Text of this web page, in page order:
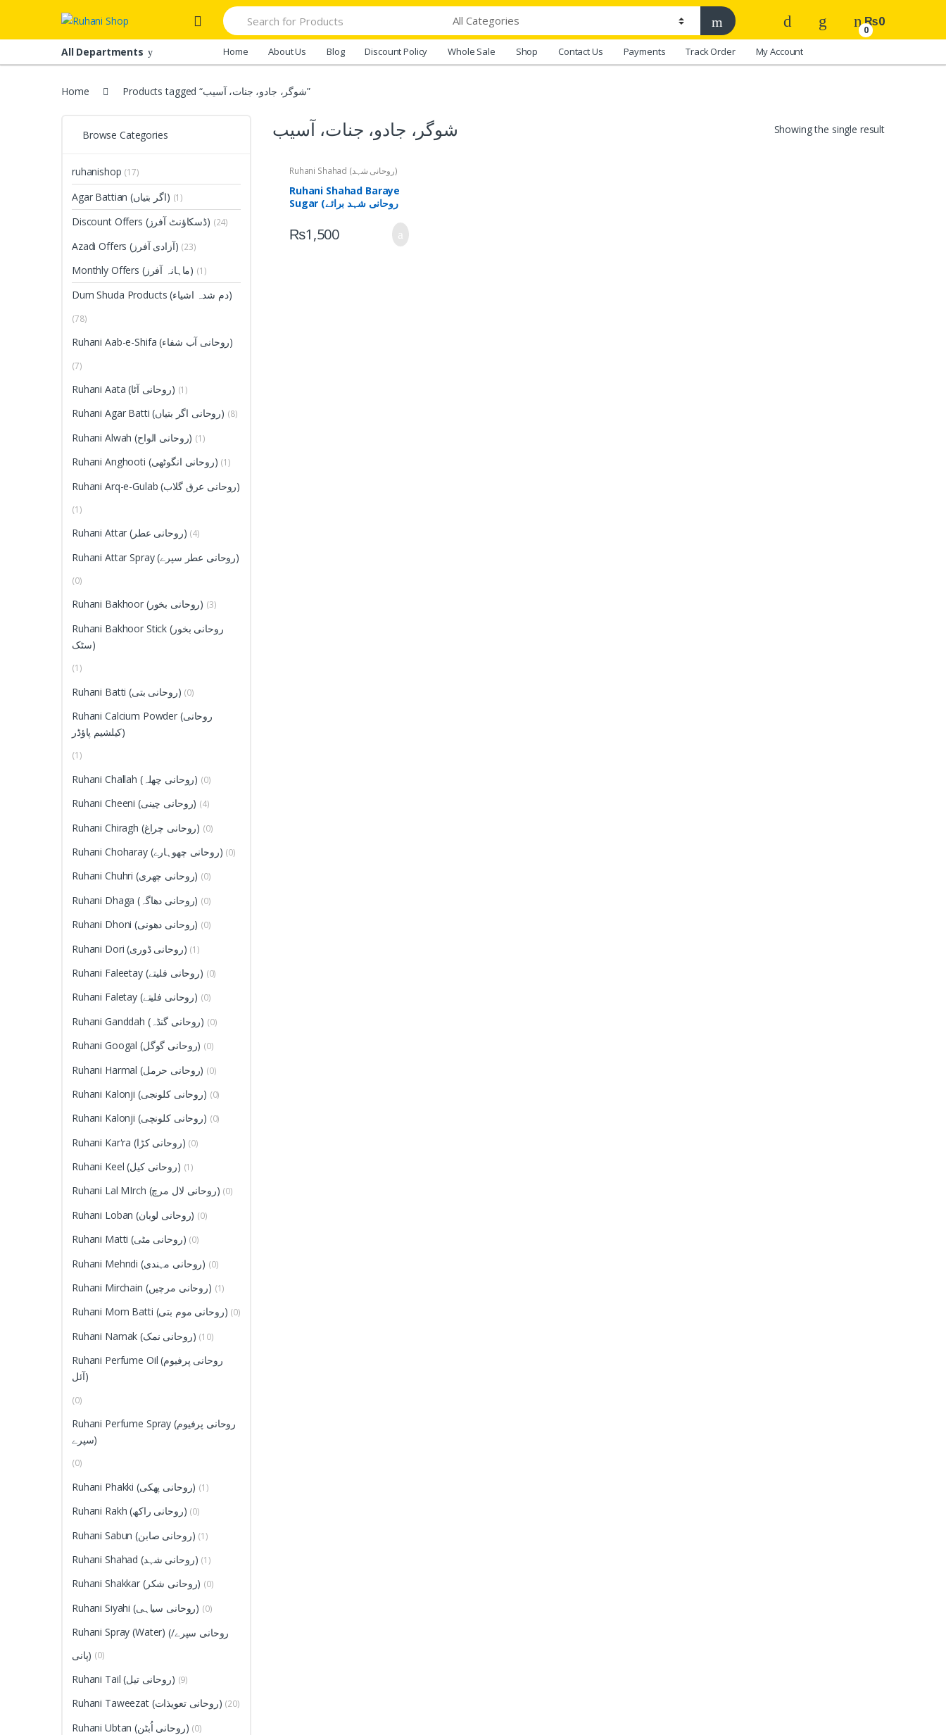
navigation
content
Search
for:
0
₨0
All Departments Home About Us Blog Discount Policy Whole Sale Shop Contact Us Payments Track Order My Account
Home Products tagged “شوگر، جادو، جنات، آسیب”
شوگر، جادو، جنات، آسیب Showing the single result
Ruhani Shahad (روحانی شہد)
Ruhani Shahad Baraye
Sugar (روحانی شہد برائے
₨1,500
Browse Categories
ruhanishop (17)
Agar Battian (اگر بتیاں) (1)
Discount Offers (ڈسکاؤنٹ آفرز) (24)
Azadi Offers (آزادی آفرز) (23)
Monthly Offers (ماہانہ آفرز) (1)
Dum Shuda Products (دم شدہ اشیاء)
(78)
Ruhani Aab-e-Shifa (روحانی آب شفاء)
(7)
Ruhani Aata (روحانی آٹا) (1)
Ruhani Agar Batti (روحانی اگر بتیاں) (8)
Ruhani Alwah (روحانی الواح) (1)
Ruhani Anghooti (روحانی انگوٹھی) (1)
Ruhani Arq-e-Gulab (روحانی عرق گلاب)
(1)
Ruhani Attar (روحانی عطر) (4)
Ruhani Attar Spray (روحانی عطر سپرے)
(0)
Ruhani Bakhoor (روحانی بخور) (3)
Ruhani Bakhoor Stick (روحانی بخور
سٹک)
(1)
Ruhani Batti (روحانی بتی) (0)
Ruhani Calcium Powder (روحانی
کیلشیم پاؤڈر)
(1)
Ruhani Challah (روحانی چھلہ) (0)
Ruhani Cheeni (روحانی چینی) (4)
Ruhani Chiragh (روحانی چراغ) (0)
Ruhani Choharay (روحانی چھوہارے) (0)
Ruhani Chuhri (روحانی چھری) (0)
Ruhani Dhaga (روحانی دھاگہ) (0)
Ruhani Dhoni (روحانی دھونی) (0)
Ruhani Dori (روحانی ڈوری) (1)
Ruhani Faleetay (روحانی فلیتے) (0)
Ruhani Faletay (روحانی فلیتے) (0)
Ruhani Ganddah (روحانی گنڈہ) (0)
Ruhani Googal (روحانی گوگل) (0)
Ruhani Harmal (روحانی حرمل) (0)
Ruhani Kalonji (روحانی کلونجی) (0)
Ruhani Kalonji (روحانی کلونچی) (0)
Ruhani Kar'ra (روحانی کڑا) (0)
Ruhani Keel (روحانی کیل) (1)
Ruhani Lal MIrch (روحانی لال مرچ) (0)
Ruhani Loban (روحانی لوبان) (0)
Ruhani Matti (روحانی مٹی) (0)
Ruhani Mehndi (روحانی مہندی) (0)
Ruhani Mirchain (روحانی مرچیں) (1)
Ruhani Mom Batti (روحانی موم بتی) (0)
Ruhani Namak (روحانی نمک) (10)
Ruhani Perfume Oil (روحانی پرفیوم
آئل)
(0)
Ruhani Perfume Spray (روحانی پرفیوم
سپرے)
(0)
Ruhani Phakki (روحانی پھکی) (1)
Ruhani Rakh (روحانی راکھ) (0)
Ruhani Sabun (روحانی صابن) (1)
Ruhani Shahad (روحانی شہد) (1)
Ruhani Shakkar (روحانی شکر) (0)
Ruhani Siyahi (روحانی سیاہی) (0)
Ruhani Spray (Water) (روحانی سپرے/
پانی) (0)
Ruhani Tail (روحانی تیل) (9)
Ruhani Taweezat (روحانی تعویذات) (20)
Ruhani Ubtan (روحانی اُبٹن) (0)